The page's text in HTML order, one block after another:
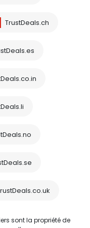
TrustDeals.ch
sont la propriété de